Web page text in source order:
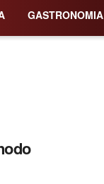
GASTRONOMIA